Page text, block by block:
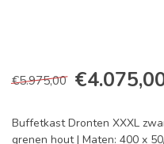
€5.975,00
Buffetkast Dronten XXXL
grenen hout | Maten: 400 x